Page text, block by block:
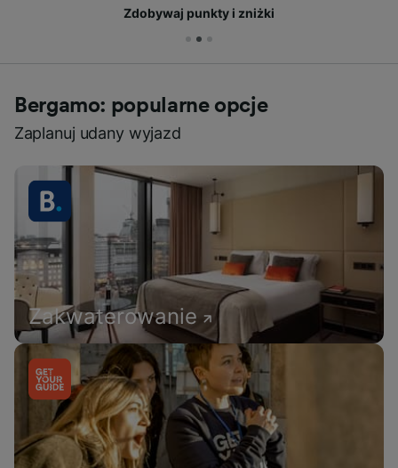
Zdobywaj punkty i zniżki
Bergamo: popularne opcje
Zaplanuj udany wyjazd
Zakwaterowanie